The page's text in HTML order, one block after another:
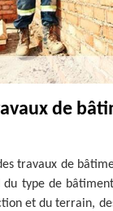
de
travaux de
type de
et du terrain,